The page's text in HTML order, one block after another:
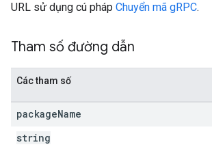
URL sử dụng cú pháp Chuyển mã gRPC.
Tham số đường dẫn
Các tham số
packageName
string